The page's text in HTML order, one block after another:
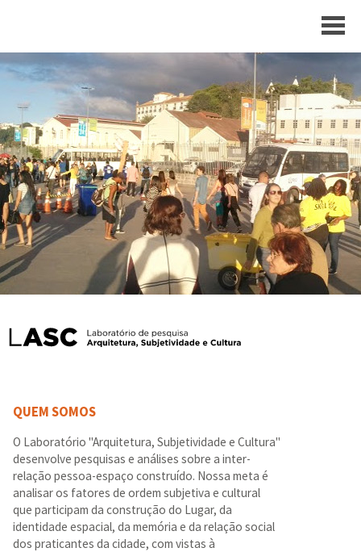
QUEM SOMOS
O Laboratório "Arquitetura, Subjetividade e Cultura"
desenvolve pesquisas e análises sobre a inter-
relação pessoa-espaço construído. Nossa meta é
analisar os fatores de ordem subjetiva e cultural
que participam da construção do Lugar, da
identidade espacial, da memória e da relação social
dos praticantes da cidade, com vistas à